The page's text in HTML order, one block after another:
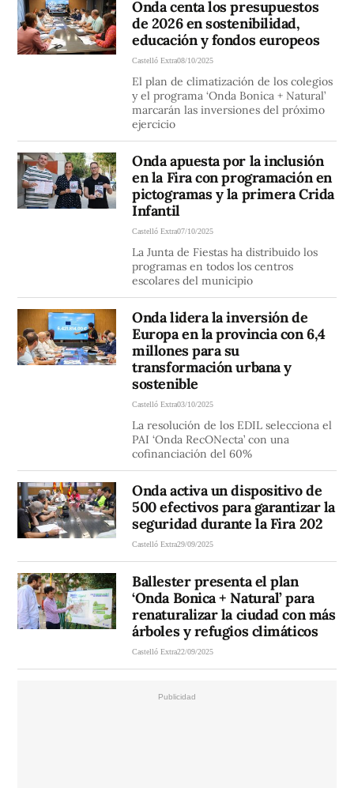
Onda centa los presupuestos
de 2026 en sostenibilidad,
educación y fondos europeos
Castelló Extra08/10/2025
El plan de climatización de los colegios
y el programa ‘Onda Bonica + Natural’
marcarán las inversiones del próximo
ejercicio
Onda apuesta por la inclusión
en la Fira con programación en
pictogramas y la primera Crida
Infantil
Castelló Extra07/10/2025
La Junta de Fiestas ha distribuido los
programas en todos los centros
escolares del municipio
Onda lidera la inversión de
Europa en la provincia con 6,4
millones para su
transformación urbana y
sostenible
Castelló Extra03/10/2025
La resolución de los EDIL selecciona el
PAI ‘Onda RecONecta’ con una
cofinanciación del 60%
Onda activa un dispositivo de
500 efectivos para garantizar la
seguridad durante la Fira 202
Castelló Extra29/09/2025
Ballester presenta el plan
‘Onda Bonica + Natural’ para
renaturalizar la ciudad con más
árboles y refugios climáticos
Castelló Extra22/09/2025